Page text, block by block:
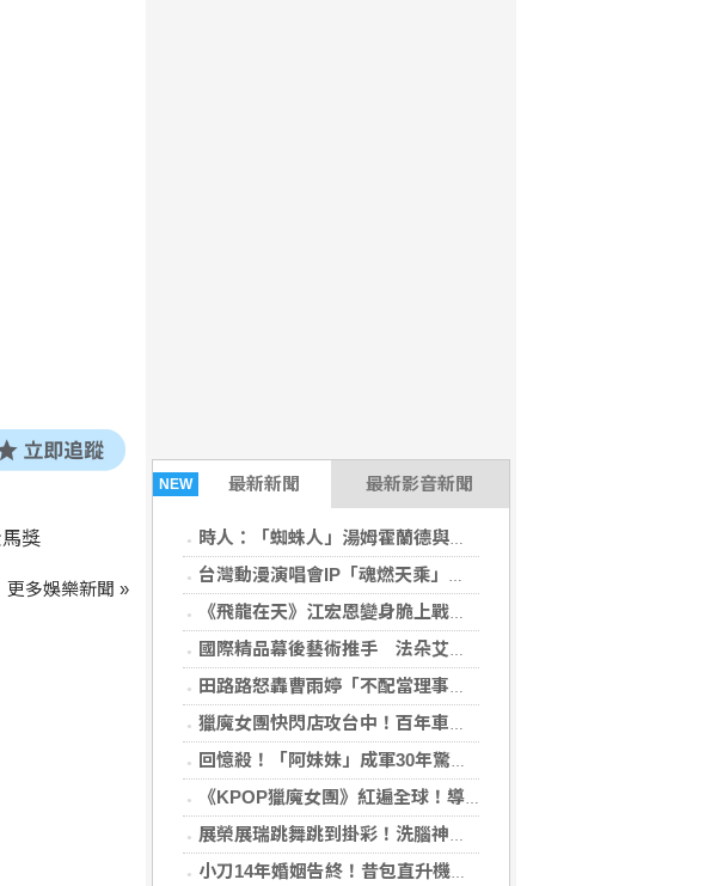
NEW 最新新聞 最新影音新聞
時人：「蜘蛛人」湯姆霍蘭德與辛蒂亞已辦派對慶祝結婚
台灣動漫演唱會IP「魂燃天乘」總召許君君推廣ACG文化10年：我撐過來了！
《飛龍在天》江宏恩變身脆上戰神開轟藍白「砍國防砍公視」 挺公視留言引爆藍綠攻防
國際精品幕後藝術推手 法朵艾絲琳打造千萬級裝置藝術傳奇
田路路怒轟曹雨婷「不配當理事長」！點名姜厚任出面 本尊首度回應了
獵魔女團快閃店攻台中！百年車站變身打卡聖地 破百款限定周邊開搶
回憶殺！「阿妹妹」成軍30年驚喜合體 9月登《東!帶我走》開唱
《KPOP獵魔女團》紅遍全球！導演攜幕後團隊訪台揭成功秘訣
展榮展瑞跳舞跳到掛彩！洗腦神曲吸3千萬次觀看
小刀14年婚姻告終！昔包直升機求婚 豪砸545萬辦婚禮還找連戰證婚
獎
更多娛樂新聞 »